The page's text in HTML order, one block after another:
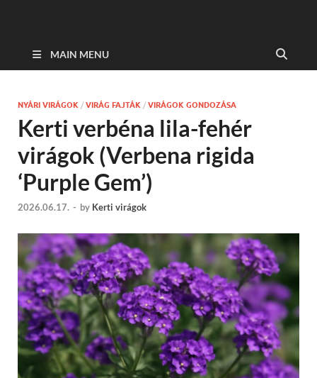
MAIN MENU
NYÁRI VIRÁGOK / VIRÁG FAJTÁK / VIRÁGOK GONDOZÁSA
Kerti verbéna lila-fehér
virágok (Verbena rigida
‘Purple Gem’)
2026.06.17. - by Kerti virágok